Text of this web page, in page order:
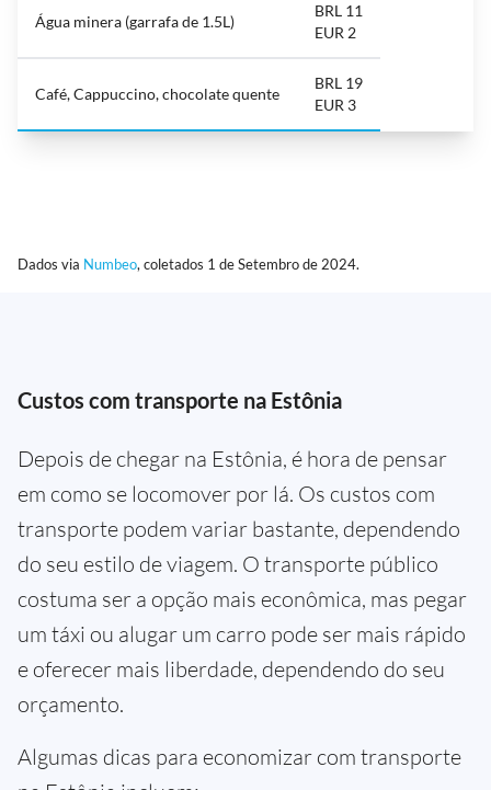
Água minera (garrafa de 1.5L)
BRL 11
EUR 2
Café, Cappuccino, chocolate quente
BRL 19
EUR 3
Dados via Numbeo, coletados 1 de Setembro de 2024.
Custos com transporte na Estônia
Depois de chegar na Estônia, é hora de pensar
em como se locomover por lá. Os custos com
transporte podem variar bastante, dependendo
do seu estilo de viagem. O transporte público
costuma ser a opção mais econômica, mas pegar
um táxi ou alugar um carro pode ser mais rápido
e oferecer mais liberdade, dependendo do seu
orçamento.
Algumas dicas para economizar com transporte